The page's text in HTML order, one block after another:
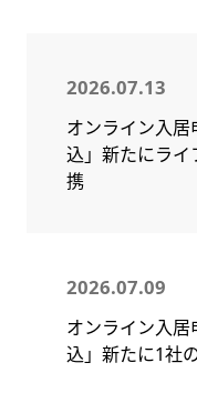
2026.07.13
オンライン入
込」新たにラ
携
2026.07.09
オンライン入
込」新たに1社